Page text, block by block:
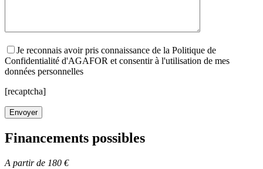
Je reconnais avoir pris connaissance de la Politique de
Confidentialité d'AGAFOR et consentir à l'utilisation de mes
données personnelles
[recaptcha]
Financements possibles
A partir de 180 €